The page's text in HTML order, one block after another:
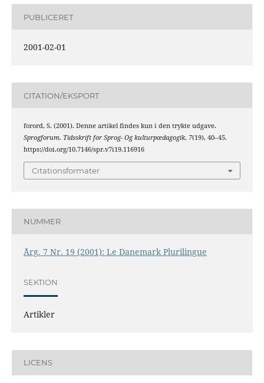
PUBLICERET
2001-02-01
CITATION/EKSPORT
forord, S. (2001). Denne artikel findes kun i den trykte udgave.
Sprogforum. Tidsskrift for Sprog- Og kulturpædagogik, 7(19), 40–45.
https://doi.org/10.7146/spr.v7i19.116916
Citationsformater
NUMMER
Årg. 7 Nr. 19 (2001): Le Danemark Plurilingue
SEKTION
Artikler
LICENS